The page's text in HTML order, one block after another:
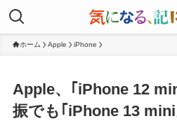
ホーム Apple iPhone
Apple、｢iPhone 12
振でも｢iPhone 13